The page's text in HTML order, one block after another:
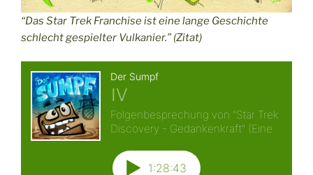
“Das Star Trek Franchise ist eine lange Geschichte
schlecht gespielter Vulkanier.” (Zitat)